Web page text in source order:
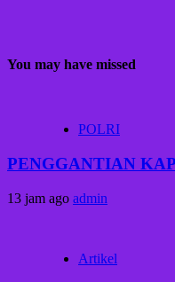
You may have missed
POLRI
PENGGANTIAN
13 jam ago admin
Artikel